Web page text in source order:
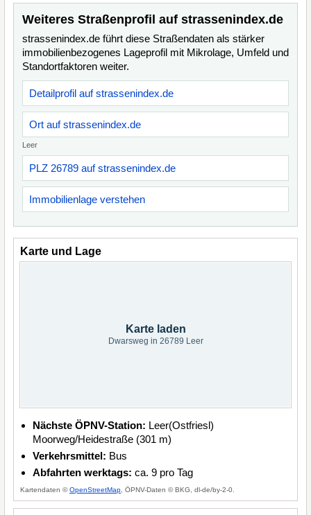
Weiteres Straßenprofil auf strassenindex.de
strassenindex.de führt diese Straßendaten als stärker
immobilienbezogenes Lageprofil mit Mikrolage, Umfeld und
Standortfaktoren weiter.
Detailprofil auf strassenindex.de
Ort auf strassenindex.de
Leer
PLZ 26789 auf strassenindex.de
Immobilienlage verstehen
Karte und Lage
Karte laden
Dwarsweg in 26789 Leer
Nächste ÖPNV-Station: Leer(Ostfriesl)
Moorweg/Heidestraße (301 m)
Verkehrsmittel: Bus
Abfahrten werktags: ca. 9 pro Tag
Kartendaten ©OpenStreetMap , ÖPNV-Daten © BKG, dl-de/by-2-0.